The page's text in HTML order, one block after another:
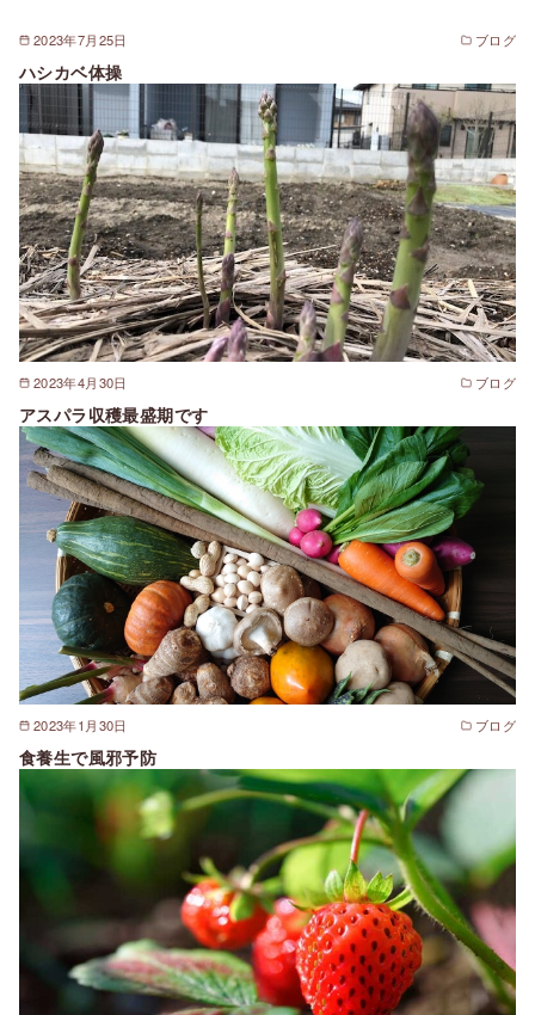
2023年7月25日 ブログ
ハシカベ体操
2023年4月30日 ブログ
アスパラ収穫最盛期です
2023年1月30日 ブログ
食養生で風邪予防